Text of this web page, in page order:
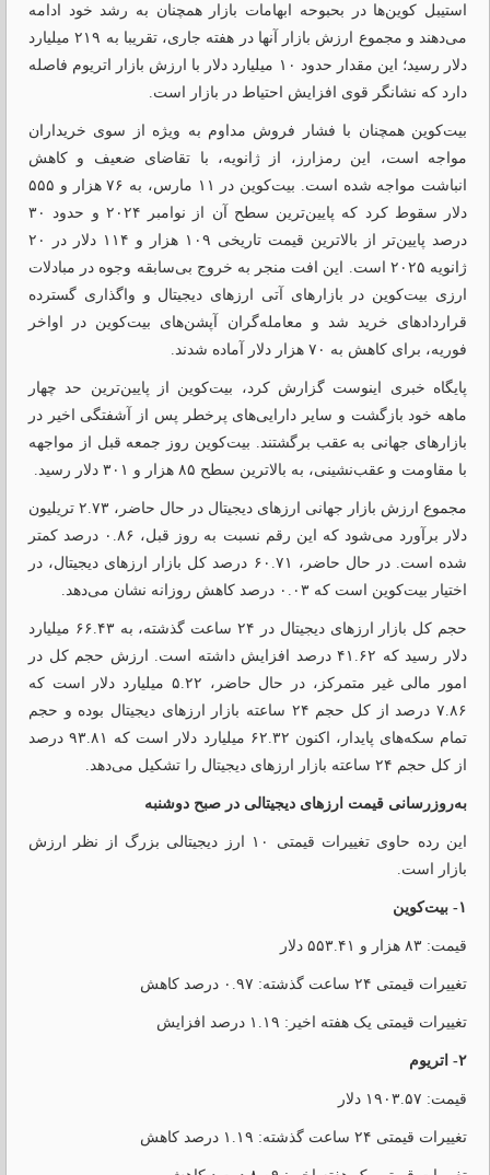
استیبل کوین‌ها در بحبوحه ابهامات بازار همچنان به رشد خود ادامه
می‌دهند و مجموع ارزش بازار آنها در هفته جاری، تقریبا به ۲۱۹ میلیارد
دلار رسید؛ این مقدار حدود ۱۰ میلیارد دلار با ارزش بازار اتریوم فاصله
دارد که نشانگر قوی افزایش احتیاط در بازار است.
بیت‌کوین همچنان با فشار فروش مداوم به ویژه از سوی خریداران
مواجه است، این رمزارز، از ژانویه، با تقاضای ضعیف و کاهش
انباشت مواجه شده است. بیت‌کوین در ۱۱ مارس، به ۷۶ هزار و ۵۵۵
دلار سقوط کرد که پایین‌ترین سطح آن از نوامبر ۲۰۲۴ و حدود ۳۰
درصد پایین‌تر از بالاترین قیمت تاریخی ۱۰۹ هزار و ۱۱۴ دلار در ۲۰
ژانویه ۲۰۲۵ است. این افت منجر به خروج بی‌سابقه‌ وجوه در مبادلات
ارزی بیت‌کوین در بازارهای آتی ارزهای دیجیتال و واگذاری گسترده
قراردادهای خرید شد و معامله‌گران آپشن‌های بیت‌کوین در اواخر
فوریه، برای کاهش به ۷۰ هزار دلار آماده شدند.
پایگاه خبری اینوست گزارش کرد، بیت‌کوین از پایین‌ترین حد چهار
ماهه خود بازگشت و سایر دارایی‌های پرخطر پس از آشفتگی اخیر در
بازارهای جهانی به عقب برگشتند. بیت‌کوین روز جمعه قبل از مواجهه
با مقاومت و عقب‌نشینی، به بالاترین سطح ۸۵ هزار و ۳۰۱ دلار رسید.
مجموع ارزش بازار جهانی ارزهای دیجیتال در حال حاضر، ۲.۷۳ تریلیون
دلار برآورد می‌شود که این رقم نسبت به روز قبل، ۰.۸۶ درصد کمتر
شده است. در حال حاضر، ۶۰.۷۱ درصد کل بازار ارزهای دیجیتال، در
اختیار بیت‌کوین است که ۰.۰۳ درصد کاهش روزانه نشان می‌دهد.
حجم کل بازار ارزهای دیجیتال در ۲۴ ساعت گذشته، به ۶۶.۴۳ میلیارد
دلار رسید که ۴۱.۶۲ درصد افزایش داشته است. ارزش حجم کل در
امور مالی غیر متمرکز، در حال حاضر، ۵.۲۲ میلیارد دلار است که
۷.۸۶ درصد از کل حجم ۲۴ ساعته بازار ارزهای دیجیتال بوده و حجم
تمام سکه‌های پایدار، اکنون ۶۲.۳۲ میلیارد دلار است که ۹۳.۸۱ درصد
از کل حجم ۲۴ ساعته بازار ارزهای دیجیتال را تشکیل می‌دهد.
به‌روزرسانی قیمت ارزهای دیجیتالی در صبح دوشنبه
این رده حاوی تغییرات قیمتی ۱۰ ارز دیجیتالی بزرگ از نظر ارزش
بازار است.
۱- بیت‌کوین
قیمت: ۸۳ هزار و ۵۵۳.۴۱ دلار
تغییرات قیمتی ۲۴ ساعت گذشته: ۰.۹۷ درصد کاهش
تغییرات قیمتی یک هفته اخیر: ۱.۱۹ درصد افزایش
۲- اتریوم
قیمت: ۱۹۰۳.۵۷ دلار
تغییرات قیمتی ۲۴ ساعت گذشته: ۱.۱۹ درصد کاهش